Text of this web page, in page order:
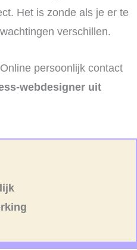
Het is zonde als je er te
verschillen.
persoonlijk contact
webdesigner uit